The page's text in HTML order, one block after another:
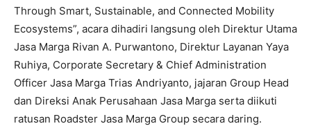
Through Smart, Sustainable, and Connected Mobility
Ecosystems”, acara dihadiri langsung oleh Direktur Utama
Jasa Marga Rivan A. Purwantono, Direktur Layanan Yaya
Ruhiya, Corporate Secretary & Chief Administration
Officer Jasa Marga Trias Andriyanto, jajaran Group Head
dan Direksi Anak Perusahaan Jasa Marga serta diikuti
ratusan Roadster Jasa Marga Group secara daring.